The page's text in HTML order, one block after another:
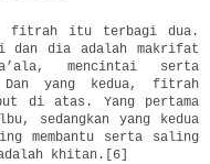
fitrah itu terbagi dua.
dan dia adalah makrifat
mencintai serta
Dan yang kedua, fitrah
di atas. Yang pertama
sedangkan yang kedua
membantu serta saling
khitan.[6]